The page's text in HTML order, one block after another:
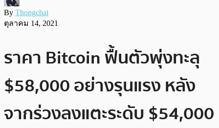
By Thongchai
ตุลาคม 14, 2021
ราคา Bitcoin ฟื้นตัวพุ่งทะลุ
$58,000 อย่างรุนแรง หลัง
จากร่วงลงแตะระดับ $54,000